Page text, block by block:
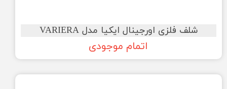
شلف فلزی اورجینال ایکیا مدل VARIERA
اتمام موجودی